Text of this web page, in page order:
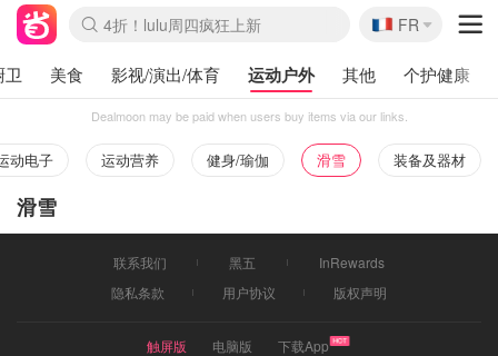
4折！lulu周四疯狂上新
还没结束！&OtherStories大促
疑似霸哥！Camper额外叠85折
Zalando 奥莱闪促！每日更新
Moncler反季囤！5折起+叠9折
🇫🇷
FR
美食 影视/演出/体育 运动户外 其他 个护健康
Dealmoon may be paid when users buy items via our links.
动电子 运动营养 健身/瑜伽 滑雪 装备及器材
滑雪
联系我们 黑五
InRewards
隐私条款
用户协议 版权声明
触屏版 电脑版
下载App